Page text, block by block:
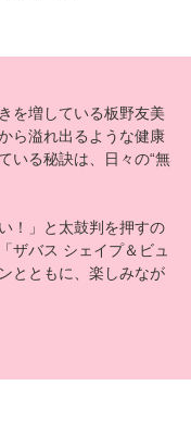
を増している板野友美
ら溢れ出るような健康
いる秘訣は、日々の“無
！」と太鼓判を押すの
ザバス シェイプ＆ビュ
とともに、楽しみなが